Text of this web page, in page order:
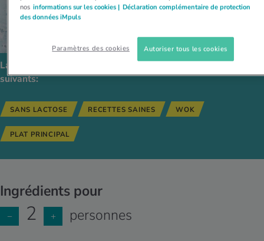
La recette est compatible avec les régimes alimentaires
suivants:
SANS LACTOSE RECETTES SAINES WOK
PLAT PRINCIPAL
Ingrédients pour
− 2 + personnes
nos informations sur les cookies | Déclaration complémentaire de protection
des données iMpuls
Paramètres des cookies Autoriser tous les cookies